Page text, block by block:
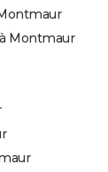
Montmaur